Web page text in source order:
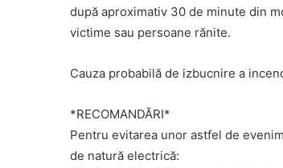
după aproximativ 30 de minute din
victime sau persoane rănite.
Cauza probabilă de izbucnire a
*RECOMANDĂRI*
Pentru evitarea unor astfel de
de natură electrică: